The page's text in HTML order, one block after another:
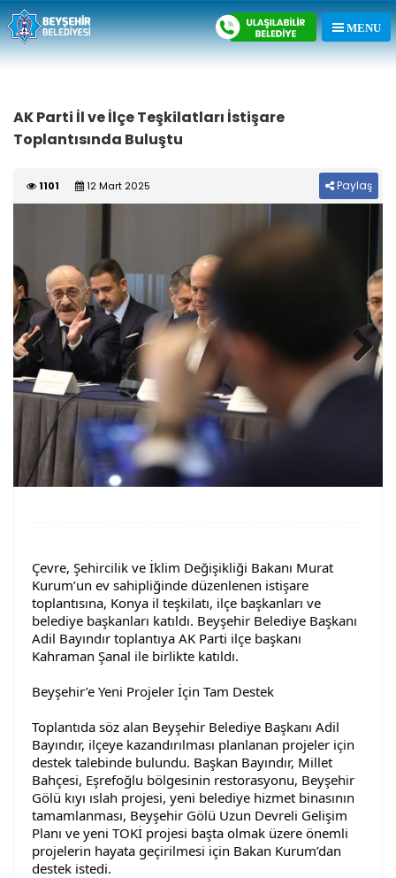
AK Parti İl ve İlçe Teşkilatları İstişare
Toplantısında Buluştu
1101 12 Mart 2025 Paylaş
Previous Next
Çevre, Şehircilik ve İklim Değişikliği Bakanı Murat
Kurum’un ev sahipliğinde düzenlenen istişare
toplantısına, Konya il teşkilatı, ilçe başkanları ve
belediye başkanları katıldı. Beyşehir Belediye Başkanı
Adil Bayındır toplantıya AK Parti ilçe başkanı
Kahraman Şanal ile birlikte katıldı.
Beyşehir’e Yeni Projeler İçin Tam Destek
Toplantıda söz alan Beyşehir Belediye Başkanı Adil
Bayındır, ilçeye kazandırılması planlanan projeler için
destek talebinde bulundu. Başkan Bayındır, Millet
Bahçesi, Eşrefoğlu bölgesinin restorasyonu, Beyşehir
Gölü kıyı ıslah projesi, yeni belediye hizmet binasının
tamamlanması, Beyşehir Gölü Uzun Devreli Gelişim
Planı ve yeni TOKİ projesi başta olmak üzere önemli
projelerin hayata geçirilmesi için Bakan Kurum’dan
destek istedi.